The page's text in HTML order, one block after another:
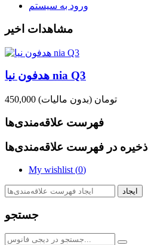
ورود به سیستم
مشاهدات اخیر
هدفون نیا nia Q3
450,000 تومان (بدون مالیات)
فهرست علاقه‌مندی‌ها
ذخیره در فهرست علاقه‌مندی‌ها
My wishlist (0)
ایجاد
جستجو